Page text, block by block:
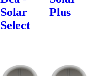
Solar
Select
Plus